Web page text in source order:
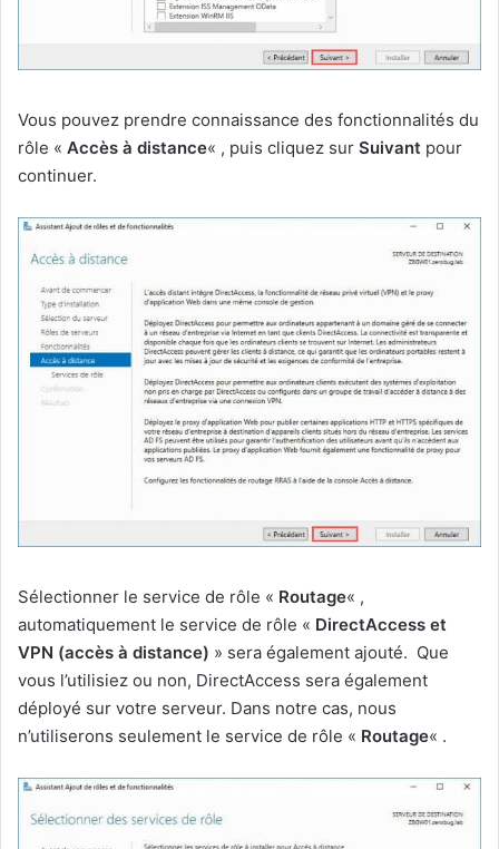
Vous pouvez prendre connaissance des fonctionnalités du
rôle « Accès à distance« , puis cliquez sur Suivant pour
continuer.
Sélectionner le service de rôle « Routage« ,
automatiquement le service de rôle « DirectAccess et
VPN (accès à distance) » sera également ajouté. Que
vous l’utilisiez ou non, DirectAccess sera également
déployé sur votre serveur. Dans notre cas, nous
n’utiliserons seulement le service de rôle « Routage« .